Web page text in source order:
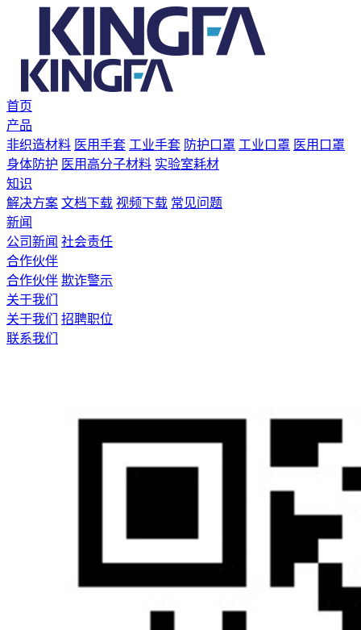
首页
产品
非织造材料 医用手套 工业手套 防护口罩 工业口罩 医用口罩
身体防护 医用高分子材料 实验室耗材
知识
解决方案 文档下载 视频下载 常见问题
新闻
公司新闻 社会责任
合作伙伴
合作伙伴 欺诈警示
关于我们
关于我们
招聘职位
联系我们